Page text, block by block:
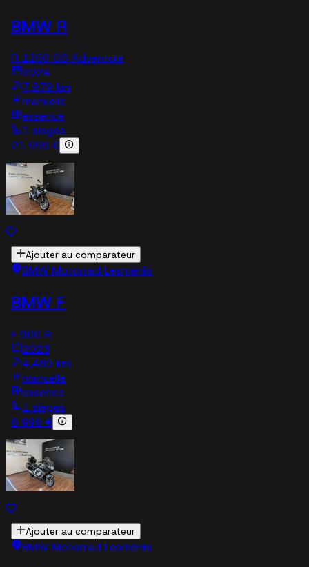
BMW R
R 1250 GS Adventure
2024
7,979 km
manuelle
essence
1 sieges
21 999 €
Ajouter au comparateur
BMW Motorrad Lesménils
BMW F
F 900 R
2023
4,480 km
manuelle
essence
1 sieges
6 999 €
Ajouter au comparateur
BMW Motorrad Lesménils